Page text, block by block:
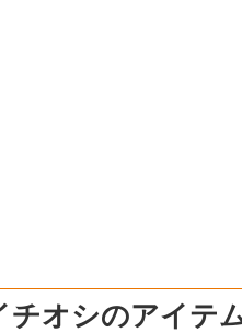
オシのアイテ